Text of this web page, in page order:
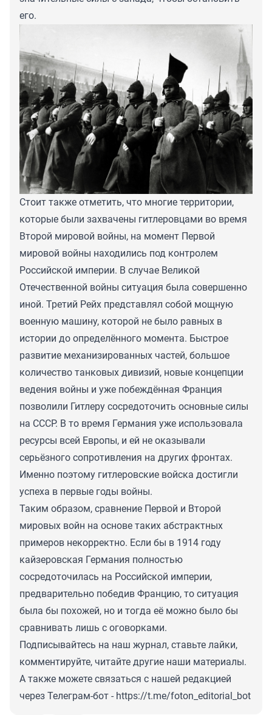
его.
Стоит также отметить, что многие территории,
которые были захвачены гитлеровцами во время
Второй мировой войны, на момент Первой
мировой войны находились под контролем
Российской империи. В случае Великой
Отечественной войны ситуация была совершенно
иной. Третий Рейх представлял собой мощную
военную машину, которой не было равных в
истории до определённого момента. Быстрое
развитие механизированных частей, большое
количество танковых дивизий, новые концепции
ведения войны и уже побеждённая Франция
позволили Гитлеру сосредоточить основные силы
на СССР. В то время Германия уже использовала
ресурсы всей Европы, и ей не оказывали
серьёзного сопротивления на других фронтах.
Именно поэтому гитлеровские войска достигли
успеха в первые годы войны.
Таким образом, сравнение Первой и Второй
мировых войн на основе таких абстрактных
примеров некорректно. Если бы в 1914 году
кайзеровская Германия полностью
сосредоточилась на Российской империи,
предварительно победив Францию, то ситуация
была бы похожей, но и тогда её можно было бы
сравнивать лишь с оговорками.
Подписывайтесь на наш журнал, ставьте лайки,
комментируйте, читайте другие наши материалы.
А также можете связаться с нашей редакцией
через Телеграм-бот - https://t.me/foton_editorial_bot